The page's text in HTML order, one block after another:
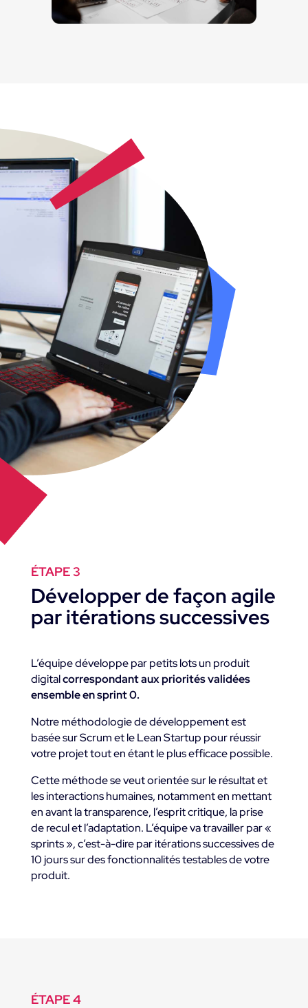
ÉTAPE 3
Développer de façon agile
par itérations successives
L’équipe développe par petits lots un produit
digitalcorrespondant aux priorités validées
ensemble en sprint 0.
Notre méthodologie de développement est
basée sur Scrum et le Lean Startup pour réussir
votre projet tout en étant le plus efficace possible.
Cette méthode se veut orientée sur le résultat et
les interactions humaines, notamment en mettant
en avant la transparence, l’esprit critique, la prise
de recul et l’adaptation. L’équipe va travailler par «
sprints », c’est-à-dire par itérations successives de
10 jours sur des fonctionnalités testables de votre
produit.
ÉTAPE 4